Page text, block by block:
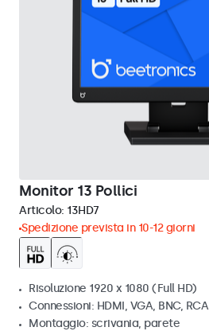
Monitor 13 Pollici
Articolo: 13HD7
Spedizione prevista in 10-12 giorni
Risoluzione 1920 x 1080 (Full HD)
Connessioni: HDMI, VGA, BNC, RCA
Montaggio: scrivania, parete